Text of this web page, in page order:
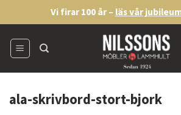
to
content
Vi firar 100 år – läs vår
ala-skrivbord-stort-bjork